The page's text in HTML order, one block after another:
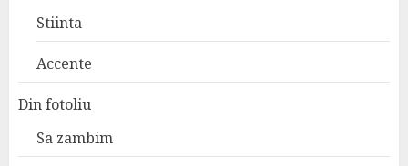
Stiinta
Accente
Din fotoliu
Sa zambim